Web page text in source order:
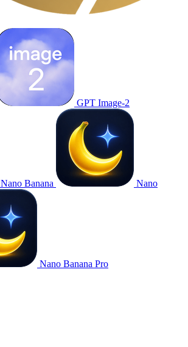
GPT Image-2
Nano Banana Nano
Nano Banana Pro